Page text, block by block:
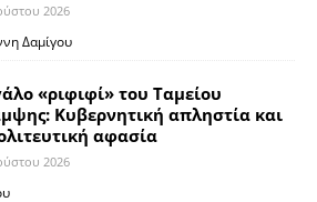
2026
Δαμίγου
«ριφιφί» του Ταμείου
Κυβερνητική απληστία και
αφασία
2026